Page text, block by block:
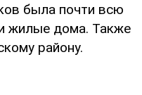
была почти всю
жилые дома. Также
району.